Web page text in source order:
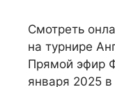
Смотреть
на турнире
Прямой эфир
января 2025